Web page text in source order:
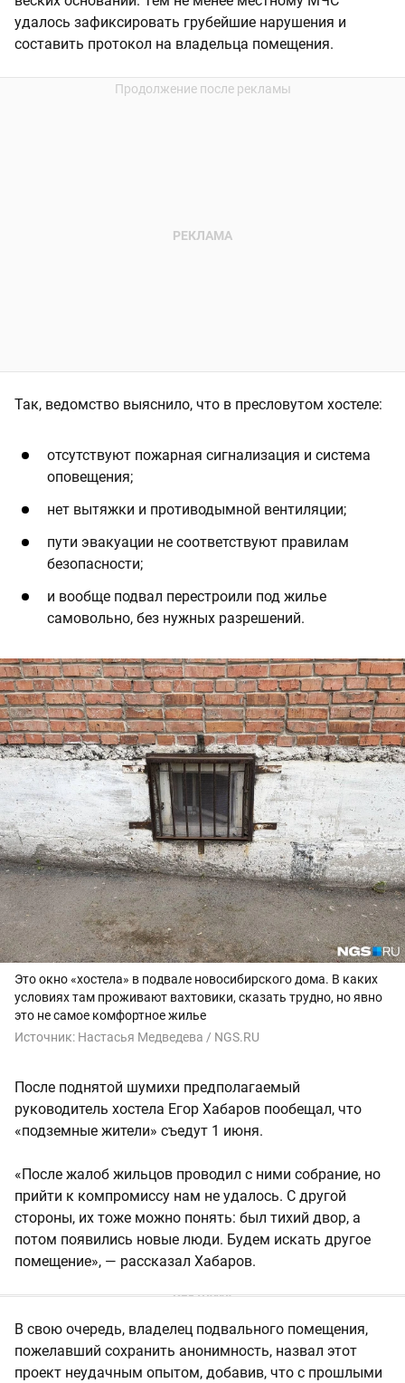
удалось зафиксировать грубейшие нарушения и
составить протокол на владельца помещения.
Так, ведомство выяснило, что в пресловутом хостеле:
отсутствуют пожарная сигнализация и система
оповещения;
нет вытяжки и противодымной вентиляции;
пути эвакуации не соответствуют правилам
безопасности;
и вообще подвал перестроили под жилье
самовольно, без нужных разрешений.
Это окно «хостела» в подвале новосибирского дома. В каких
условиях там проживают вахтовики, сказать трудно, но явно
это не самое комфортное жилье
Источник: Настасья Медведева / NGS.RU
После поднятой шумихи предполагаемый
руководитель хостела Егор Хабаров пообещал, что
«подземные жители» съедут 1 июня.
«После жалоб жильцов проводил с ними собрание, но
прийти к компромиссу нам не удалось. С другой
стороны, их тоже можно понять: был тихий двор, а
потом появились новые люди. Будем искать другое
помещение», — рассказал Хабаров.
В свою очередь, владелец подвального помещения,
пожелавший сохранить анонимность, назвал этот
проект неудачным опытом, добавив, что с прошлыми